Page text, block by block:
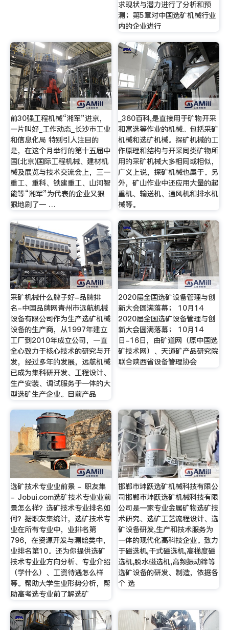
求现状与潜力进行了分析和预
测；第5章对中国选矿机械行业
内的企业进行
前30强工程机械“湘军”进京，
一片叫好_工作动态_长沙市工业
和信息化局 特别引人注目的
是，在这个月举行的第十五届中
国(北京)国际工程机械、建材机
械及展览与技术交流会上，三一
重工、重科、铁建重工、山河智
能等“湘军”为代表的企业又狠
狠地刷了一 …
_360百科,是直接用于矿物开采
和富选等作业的机械。包括采矿
机械和选矿机械。探矿机械的工
作原理和结构与开采同类矿物所
用的采矿机械大多相同或相似，
广义上说，探矿机械也属于。另
外，矿山作业中还应用大量的起
重机、输送机、通风机和排水机
械等。
采矿机械什么牌子好-品牌排
名-中国品牌网青州市远航机械
设备有限公司作为生产选矿机械
设备的生产商，从1997年建立
工厂到2010年成立公司，一直
全心致力于核心技术的研究与开
发，经过多年的发展，远航机械
已成为集科研开发、工程设计、
生产安装、调试服务于一体的大
型选矿生产企业。目前产品
2020届全国选矿设备管理与创
新大会圆满落幕； 10月14
2020届全国选矿设备管理与创
新大会圆满落幕； 10月14
日-16日，由矿道网（原中国选
矿技术网）、天道矿产品研究院
联合陕西省设备管理协会
选矿技术专业业前景 - 职友集
- Jobui.com选矿技术专业业前
景怎么样？选矿技术专业排名如
何？据职友集统计，选矿技术专
业在所有专业中，业排名第
796，在资源开发与测绘类中，
业排名第10。还为你提供选矿
技术专业业方向分析、专业介绍
（学什么）、工资待遇怎么样
等。帮助大学生业形势分析，帮
助高考选专业前了解选矿
邯郸市坤跃选矿机械科技有限公
司邯郸市坤跃选矿机械科技有限
公司是一家专业金属矿物选矿技
术研究、选矿工艺流程设计、选
矿设备研发,生产和技术服务为
一体的现代化高科技企业。致力
于磁选机,干式磁选机,高梯度磁
选机,脱水磁选机,高频振动筛等
选矿设备的研发、制造，依据各
个 选